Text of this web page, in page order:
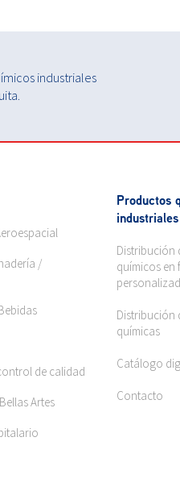
industriales
/
de calidad
Artes
Productos
industriales
Distribución
químicos en
Distribución
químicas
Catálogo
Contacto